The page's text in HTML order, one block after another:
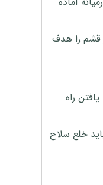
در قشم را هدف
راه
خلع سلاح